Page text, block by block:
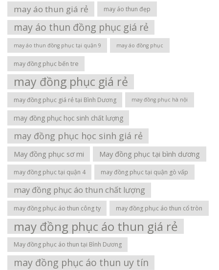
may áo thun giá rẻ may áo thun đẹp
may áo thun đồng phục giá rẻ
may áo thun đồng phục tại quận 9 may áo đồng phục
may đồng phục bến tre
may đồng phục giá rẻ
may đồng phục giá rẻ tại Bình Dương may đồng phục hà nội
may đồng phục học sinh chất lượng
may đồng phục học sinh giá rẻ
May đồng phục sơ mi May đồng phục tại bình dương
may đồng phục tại quận 4 may đồng phục tại quận gò vấp
may đồng phục áo thun chất lượng
may đồng phục áo thun công ty may đồng phục áo thun cổ tròn
may đồng phục áo thun giá rẻ
May đồng phục áo thun tại Bình Dương
may đồng phục áo thun uy tín